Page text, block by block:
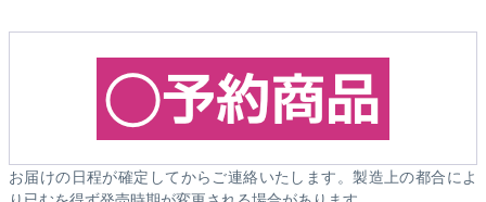
お届けの日程が確定してからご連絡いたします。製造上の都合によ